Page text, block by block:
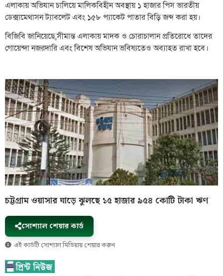
এলাকায় অভিযান চালিয়ে মালিকবিহীন অবস্থায় ১ হাজার পিস ভারতীয়
ডেক্সামেথাসন ট্যাবলেট এবং ১৫৮ প্যাকেট পাতার বিড়ি জব্দ করা হয়।
বিজিবি জানিয়েছে,সীমান্ত এলাকায় মাদক ও চোরাচালান প্রতিরোধে তাদের
গোয়েন্দা নজরদারি এবং বিশেষ অভিযান ভবিষ্যতেও অব্যাহত রাখা হবে।
চট্টগ্রাম ওয়াসার ঘাড়ে ঝুলছে ১৫ হাজার ৯৫৪ কোটি টাকা ঋণ
সোশ্যাল শেয়ার কার্ড
এই কার্ডটি সোশ্যাল মিডিয়ায় শেয়ার করুন